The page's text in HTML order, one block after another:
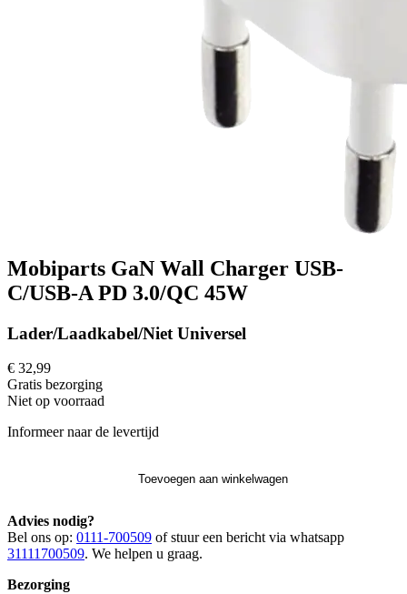
Mobiparts GaN Wall Charger USB-
C/USB-A PD 3.0/QC 45W
Lader/Laadkabel/Niet Universel
€ 32,99
Gratis bezorging
Niet op voorraad
Informeer naar de levertijd
Toevoegen aan winkelwagen
Advies nodig?
Bel ons op: 0111-700509 of stuur een bericht via whatsapp
31111700509. We helpen u graag.
Bezorging